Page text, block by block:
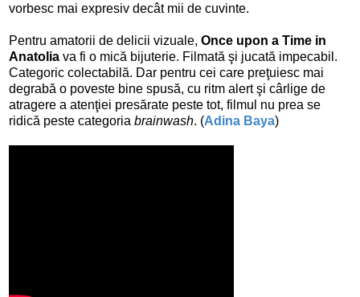
vorbesc mai expresiv decât mii de cuvinte.
Pentru amatorii de delicii vizuale, Once upon a Time in
Anatolia va fi o mică bijuterie. Filmată şi jucată impecabil.
Categoric colectabilă. Dar pentru cei care preţuiesc mai
degrabă o poveste bine spusă, cu ritm alert şi cârlige de
atragere a atenţiei presărate peste tot, filmul nu prea se
ridică peste categoria brainwash. (Adina Baya)